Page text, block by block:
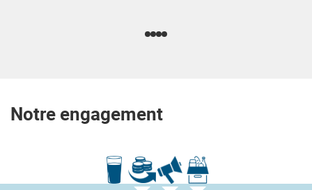
Notre engagement